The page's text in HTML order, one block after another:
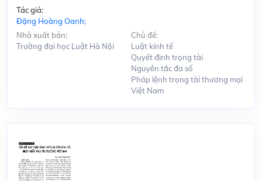
Tác giả:
Đặng Hoàng Oanh;
Nhà xuất bản:
Trường đại học Luật Hà Nội
Chủ đề:
Luật kinh tế
Quyết định trọng tài
Nguyên tắc đa số
Pháp lệnh trọng tài thương mại
Việt Nam